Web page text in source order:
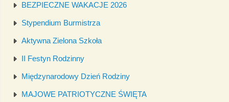
BEZPIECZNE WAKACJE 2026
Stypendium Burmistrza
Aktywna Zielona Szkoła
II Festyn Rodzinny
Międzynarodowy Dzień Rodziny
MAJOWE PATRIOTYCZNE ŚWIĘTA